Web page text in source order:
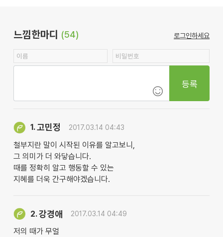
느낌한마디 (54) 로그인하세요
등록
1.고민정 2017.03.14 04:43
철부지란 말이 시작된 이유를 알고보니,
그 의미가 더 와닿습니다.
때를 정확히 알고 행동할 수 있는
지혜를 더욱 간구해야겠습니다.
2.강경애 2017.03.14 04:49
저의 때가 무얼